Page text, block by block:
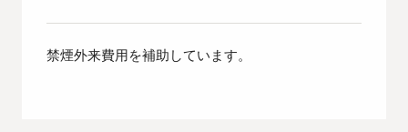
禁煙外来費用を補助しています。